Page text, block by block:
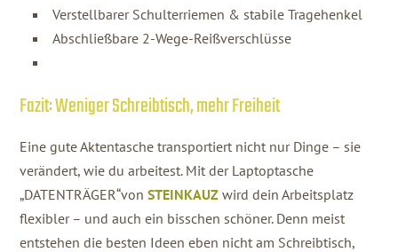
Verstellbarer Schulterriemen & stabile Tragehenkel
Abschließbare 2-Wege-Reißverschlüsse
Fazit: Weniger Schreibtisch, mehr Freiheit
Eine gute Aktentasche transportiert nicht nur Dinge – sie
verändert, wie du arbeitest. Mit der Laptoptasche
„DATENTRÄGER“vonSTEINKAUZ wird dein Arbeitsplatz
flexibler – und auch ein bisschen schöner. Denn meist
entstehen die besten Ideen eben nicht am Schreibtisch,